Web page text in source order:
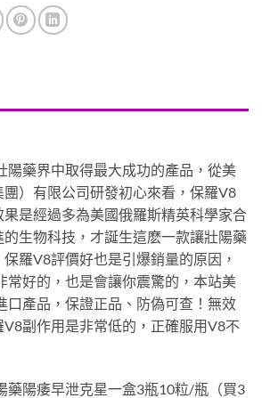
陽藥界中取得最大成功的產品，從美
）有限公司研發初心來看，保羅V8
是經過多為美國俄羅斯精英科學家合
生物科技，才誕生這麽一款讓壯陽藥
羅V8評價好也是引爆銷量的原因，
常好的，也是會讓你震驚的，本站美
口產品，保證正品、防偽可查！無效
副作用是非常低的，正確服用V8不
藥陽痿早泄克星一盒3瓶10粒/瓶（買3